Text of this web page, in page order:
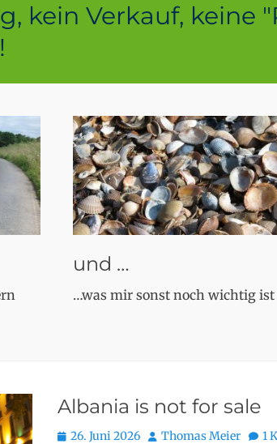
kein Verkauf, keine
und …
…was mir sonst noch wichtig ist
Albania is not for sale
Posted
26. Juni 2026 Autor
Thomas Meier 1